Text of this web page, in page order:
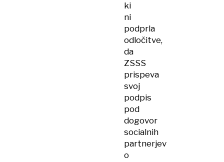
ki
ni
podprla
odločitve,
da
ZSSS
prispeva
svoj
podpis
pod
dogovor
socialnih
partnerjev
o